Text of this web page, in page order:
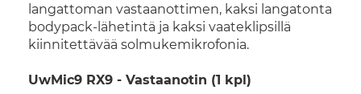
langattoman vastaanottimen, kaksi langatonta
bodypack-lähetintä ja kaksi vaateklipsillä
kiinnitettävää solmukemikrofonia.
UwMic9 RX9 - Vastaanotin (1 kpl)